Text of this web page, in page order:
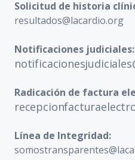
Solicitud de historia
resultados@lacardio.org
Notificaciones judiciales:
Radicación de factura
Línea de Integridad: